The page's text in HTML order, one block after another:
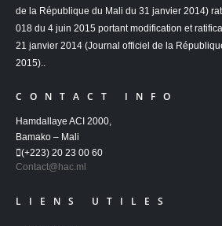
de la République du Mali du 31 janvier 2014)
018 du 4 juin 2015 portant modification et
21 janvier 2014 (Journal officiel de la
2015)..
CONTACT INFO
Hamdallaye ACI 2000,
Bamako – Mali
(+223) 20 23 00 60
Contact@hac.ml
LIENS UTILES